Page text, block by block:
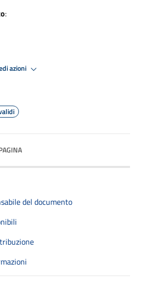
:
azioni
del documento